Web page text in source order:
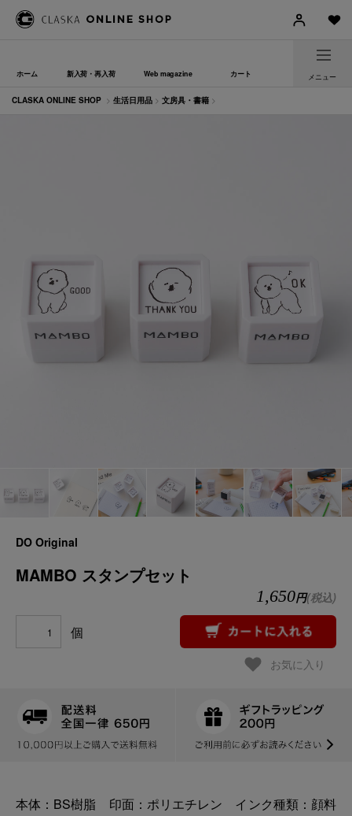
ホーム 新入荷・再入荷 Web magazine カート メニュー
CLASKA ONLINE SHOP > 生活日用品 > 文房具・書籍 >
DO Original
MAMBO スタンプセット
1,650円(税込)
個
お気に入り
本体：BS樹脂 印面：ポリエチレン インク種類：顔料